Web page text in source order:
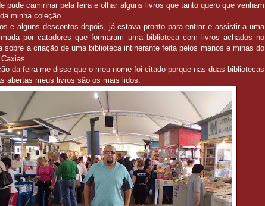
pude caminhar pela feira e olhar alguns livros que tanto quero que venham
minha coleção.
e alguns descontos depois, já estava pronto para entrar e assistir a uma
por catadores que formaram uma biblioteca com livros achados no
sobre a criação de uma biblioteca intinerante feita pelos manos e minas do
Caxias.
da feira me disse que o meu nome foi citado porque nas duas bibliotecas
abertas meus livros são os mais lidos.